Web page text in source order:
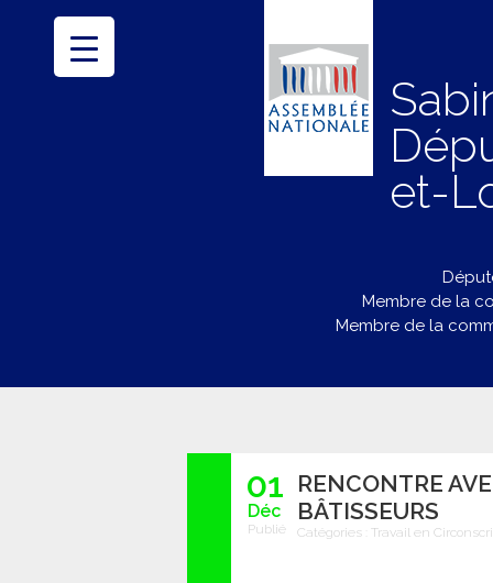
et-
Membre de la
Membre de la
01
Déc
RENCONTRE
BÂTISSEURS
Catégories : Travail en
Publié